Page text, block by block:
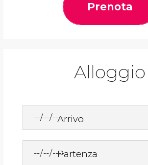
Prenota
Alloggio
Arrivo
Partenza